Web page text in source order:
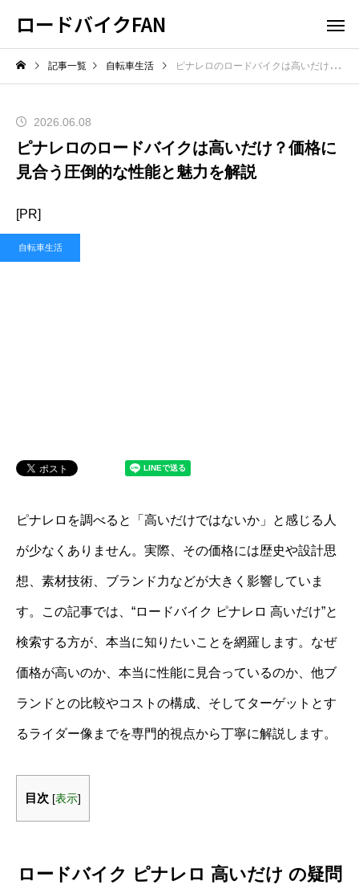
ロードバイクFAN
記事一覧 自転車生活 ピナレロのロードバイクは高いだけ？価格に見合う圧倒的な性能と魅力を解説
2026.06.08
ピナレロのロードバイクは高いだけ？価格に
見合う圧倒的な性能と魅力を解説
[PR]
自転車生活
ピナレロを調べると「高いだけではないか」と感じる人
が少なくありません。実際、その価格には歴史や設計思
想、素材技術、ブランド力などが大きく影響していま
す。この記事では、“ロードバイク ピナレロ 高いだけ”と
検索する方が、本当に知りたいことを網羅します。なぜ
価格が高いのか、本当に性能に見合っているのか、他ブ
ランドとの比較やコストの構成、そしてターゲットとす
るライダー像までを専門的視点から丁寧に解説します。
目次 [表示]
ロードバイク ピナレロ 高いだけ の疑問